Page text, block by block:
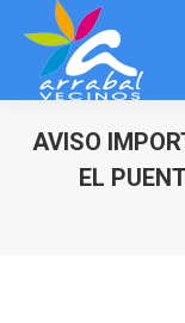
AVISO
EL